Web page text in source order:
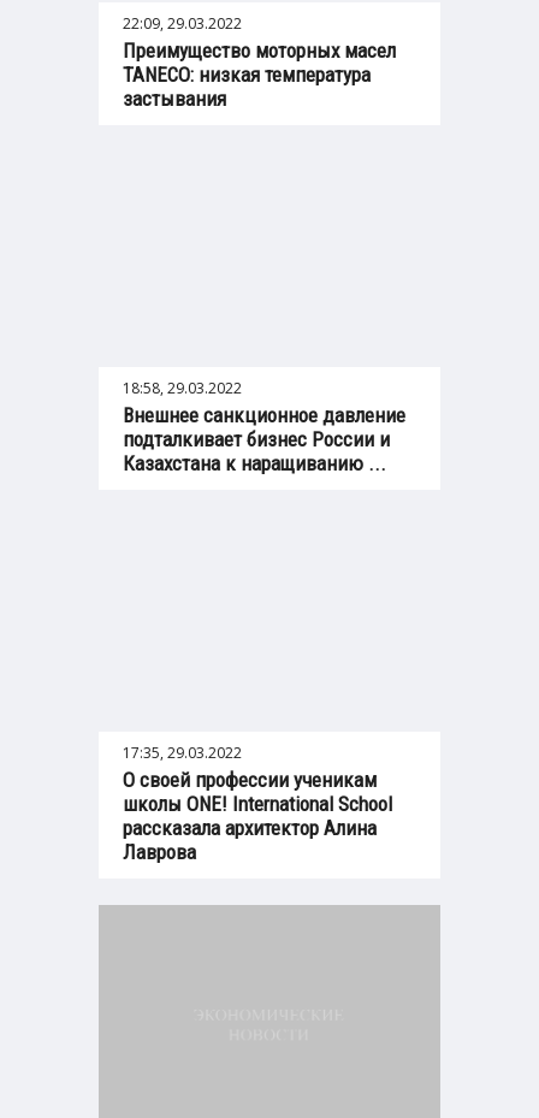
22:09, 29.03.2022
Преимущество моторных масел
TANECO: низкая температура
застывания
18:58, 29.03.2022
Внешнее санкционное давление
подталкивает бизнес России и
Казахстана к наращиванию ...
17:35, 29.03.2022
О своей профессии ученикам
школы ONE! International School
рассказала архитектор Алина
Лаврова